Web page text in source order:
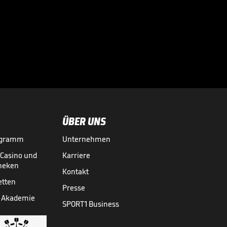
und
Akademie
ÜBER UNS
Unternehmen
Karriere
Kontakt
Presse
SPORT1 Business